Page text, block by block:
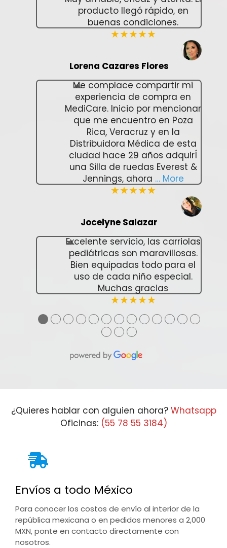
producto llegó rápido, en
buenas condiciones.
★★★★★
Lorena Cazares Flores
Me complace compartir mi
experiencia de compra en
MediCare. Inicio por mencionar
que me encuentro en Poza
Rica, Veracruz y en la
Distribuidora Médica de esta
ciudad hace 29 años adquirÍ
una Silla de ruedas Everest &
Jennings, ahora … More
★★★★★
Jocelyne Salazar
Excelente servicio, las carriolas
pediátricas son maravillosas.
Bien equipadas todo para el
uso de cada niño especial.
Muchas gracias
★★★★★
●●●●●●●●●●●●●
●●●
¿Quieres hablar con alguien ahora? Whatsapp
Oficinas: (55 78 55 3184)
Envíos a todo México
Para conocer los costos de envío al interior de la
república mexicana o en pedidos menores a 2,000
MXN, ponte en contacto directamente con
nosotros.